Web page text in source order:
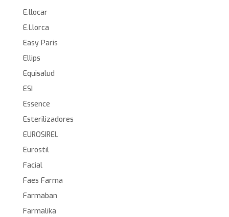
E.llocar
E.Llorca
Easy Paris
Ellips
Equisalud
ESI
Essence
Esterilizadores
EUROSIREL
Eurostil
Facial
Faes Farma
Farmaban
Farmalika